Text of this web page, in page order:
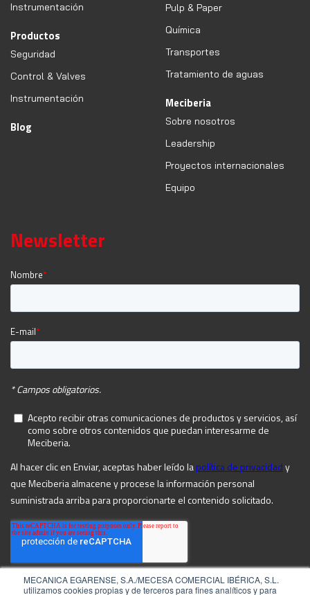
MECANICA EGARENSE, S.A./MECESA COMERCIAL IBÉRICA, S.L.
utilizamos cookies propias y de terceros para fines analíticos y para
Instrumentación
Productos
Seguridad
Control & Valves
Instrumentación
Blog
Pulp & Paper
Química
Transportes
Tratamiento de aguas
Meciberia
Sobre nosotros
Leadership
Proyectos internacionales
Equipo